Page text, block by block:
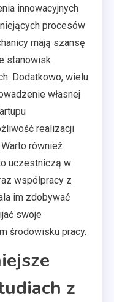
innowacyjnych
procesów
mają szansę
stanowisk
Dodatkowo, wielu
własnej
realizacji
również
uczestniczą w
współpracy z
im zdobywać
swoje
środowisku pracy.
z